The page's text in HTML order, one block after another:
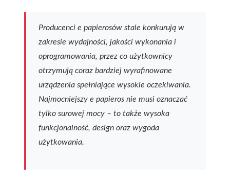
Producenci e papierosów stale konkurują w
zakresie wydajności, jakości wykonania i
oprogramowania, przez co użytkownicy
otrzymują coraz bardziej wyrafinowane
urządzenia spełniające wysokie oczekiwania.
Najmocniejszy e papieros nie musi oznaczać
tylko surowej mocy – to także wysoka
funkcjonalność, design oraz wygoda
użytkowania.